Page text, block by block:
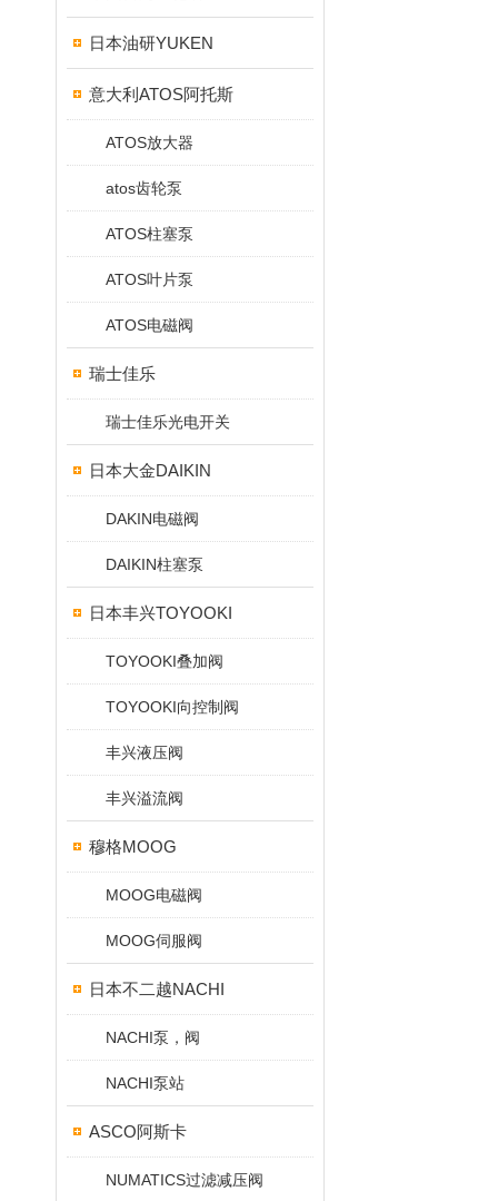
日本油研YUKEN
意大利ATOS阿托斯
ATOS放大器
atos齿轮泵
ATOS柱塞泵
ATOS叶片泵
ATOS电磁阀
瑞士佳乐
瑞士佳乐光电开关
日本大金DAIKIN
DAKIN电磁阀
DAIKIN柱塞泵
日本丰兴TOYOOKI
TOYOOKI叠加阀
TOYOOKI向控制阀
丰兴液压阀
丰兴溢流阀
穆格MOOG
MOOG电磁阀
MOOG伺服阀
日本不二越NACHI
NACHI泵，阀
NACHI泵站
ASCO阿斯卡
NUMATICS过滤减压阀